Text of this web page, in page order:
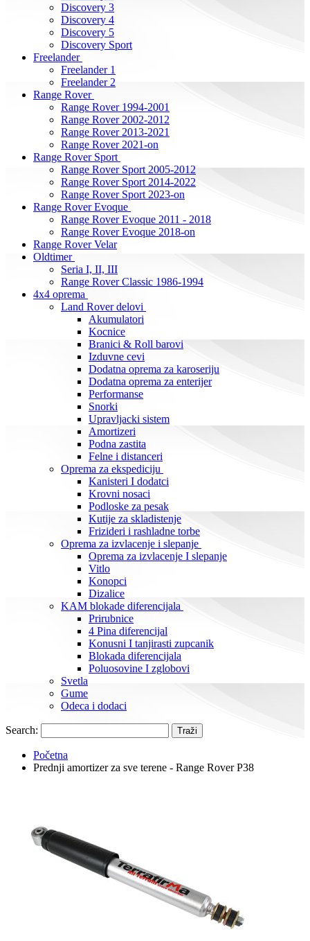
Discovery 3
Discovery 4
Discovery 5
Discovery Sport
Freelander
Freelander 1
Freelander 2
Range Rover
Range Rover 1994-2001
Range Rover 2002-2012
Range Rover 2013-2021
Range Rover 2021-on
Range Rover Sport
Range Rover Sport 2005-2012
Range Rover Sport 2014-2022
Range Rover Sport 2023-on
Range Rover Evoque
Range Rover Evoque 2011 - 2018
Range Rover Evoque 2018-on
Range Rover Velar
Oldtimer
Seria I, II, III
Range Rover Classic 1986-1994
4x4 oprema
Land Rover delovi
Akumulatori
Kocnice
Branici & Roll barovi
Izduvne cevi
Dodatna oprema za karoseriju
Dodatna oprema za enterijer
Performanse
Snorki
Upravljacki sistem
Amortizeri
Podna zastita
Felne i distanceri
Oprema za ekspediciju
Kanisteri I dodatci
Krovni nosaci
Podloske za pesak
Kutije za skladistenje
Frizideri i rashladne torbe
Oprema za izvlacenje i slepanje
Oprema za izvlacenje I slepanje
Vitlo
Konopci
Dizalice
KAM blokade diferencijala
Prirubnice
4 Pina diferencijal
Konusni I tanjirasti zupcanik
Blokada diferencijala
Poluosovine I zglobovi
Svetla
Gume
Odeca i dodaci
Search: Traži
Početna
Prednji amortizer za sve terene - Range Rover P38